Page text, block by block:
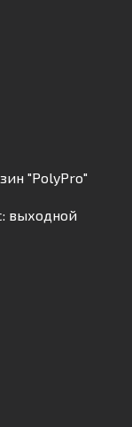
"PolyPro"
выходной